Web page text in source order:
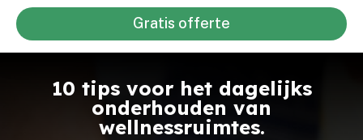
Gratis offerte
10 tips voor het dagelijks
onderhouden van
wellnessruimtes.